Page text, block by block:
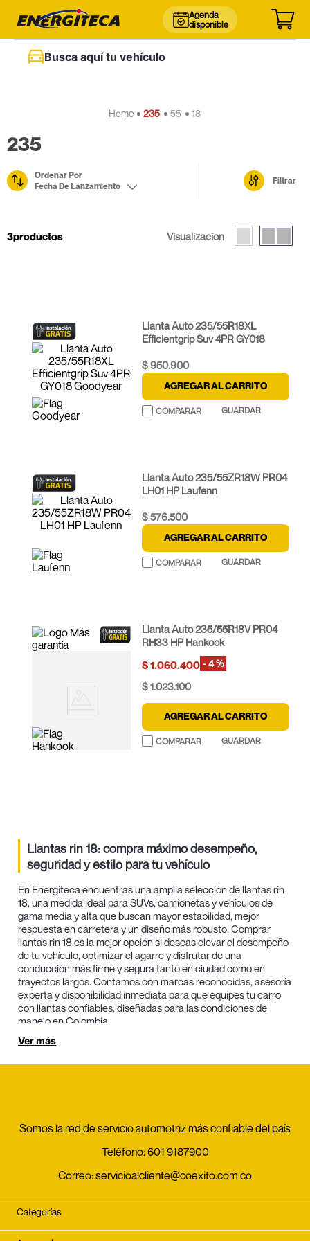
Agenda
disponible
Busca aquí tu vehículo
235 55 18
235
Ordenar Por
Fecha De Lanzamiento
Filtrar
3productos
Llanta Auto 235/55R18XL
Efficientgrip Suv 4PR GY018
$950.900
AGREGAR AL CARRITO
Llanta Auto 235/55ZR18W PR04
LH01 HP Laufenn
$576.500
AGREGAR AL CARRITO
Llanta Auto 235/55R18V PR04
RH33 HP Hankook
$1.060.400
$1.023.100
-4 %
AGREGAR AL CARRITO
Llantas rin 18: compra máximo desempeño,
seguridad y estilo para tu vehículo
En Energiteca encuentras una amplia selección de llantas rin
18, una medida ideal para SUVs, camionetas y vehículos de
gama media y alta que buscan mayor estabilidad, mejor
respuesta en carretera y un diseño más robusto. Comprar
llantas rin 18 es la mejor opción si deseas elevar el desempeño
de tu vehículo, optimizar el agarre y disfrutar de una
conducción más firme y segura tanto en ciudad como en
trayectos largos. Contamos con marcas reconocidas, asesoría
experta y disponibilidad inmediata para que equipes tu carro
con llantas confiables, diseñadas para las condiciones de
manejo en Colombia.
Las llantas rin 18 se destacan por ofrecer un manejo más
y perfiles más bajos que mejoran el agarre, la estabilidad
en curvas y la precisión en la dirección, especialmente
Desempeño superior en ciudad y carretera:Esta medida
permitiendo una conducción segura y estable en
diferentes tipos de vía.
Ver más
Somos la red de servicio automotriz más confiable del país
Teléfono:601 9187900
Correo:servicioalcliente@coexito.com.co
Categorías